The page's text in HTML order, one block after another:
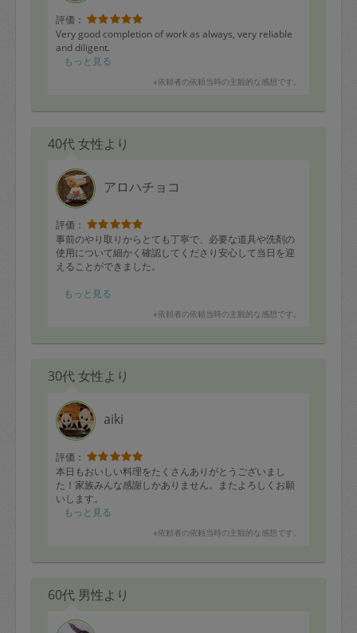
評価：
Very good completion of work as always, very reliable
and diligent.
もっと見る
※依頼者の依頼当時の主観的な感想です。
40代 女性より
アロハチョコ
評価：
事前のやり取りからとても丁寧で、必要な道具や洗剤の
使用について細かく確認してくださり安心して当日を迎
えることができました。
小さな子どもがいることにも配慮してくださり、カビ取
特に水回りは、気になりながらも日々の生活に追われて
れいにしていただけて本当に助かりました。おかげさま
終始感じがよく、安心してお任せできる方でした。
もっと見る
※依頼者の依頼当時の主観的な感想です。
30代 女性より
aiki
評価：
本日もおいしい料理をたくさんありがとうございまし
た！家族みんな感謝しかありません。またよろしくお願
いします。
もっと見る
※依頼者の依頼当時の主観的な感想です。
60代 男性より